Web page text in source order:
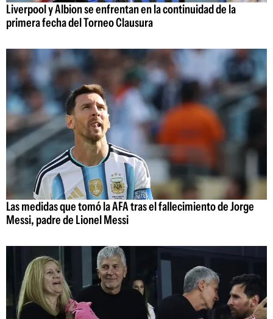
Liverpool y Albion se enfrentan en la continuidad de la
primera fecha del Torneo Clausura
Las medidas que tomó la AFA tras el fallecimiento de Jorge
Messi, padre de Lionel Messi